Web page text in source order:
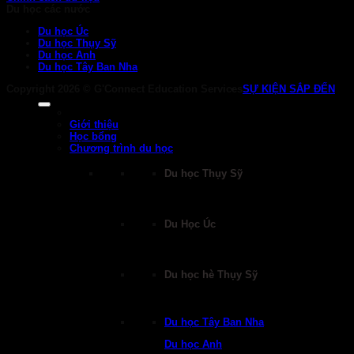
Du học Úc
Du học Thụy Sỹ
Du học Anh
Du học Tây Ban Nha
SỰ KIỆN SẮP ĐẾN
Giới thiệu
Học bổng
Chương trình du học
Du học Thụy Sỹ
Du Học Úc
Du học hè Thụy Sỹ
Du học Tây Ban Nha
Du học Anh